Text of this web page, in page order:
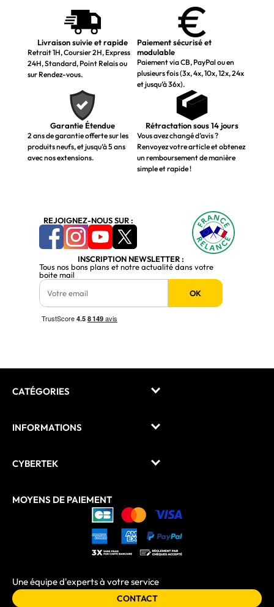
Livraison suivie et rapide
Retrait 1H, Coursier 2H, Express
24H, Standard, Point Relais ou
sur Rendez-vous.
Paiement sécurisé et
modulable
Paiement via CB, PayPal ou en
plusieurs fois (3x, 4x, 10x, 12x, 24x
et jusqu’à 36x).
Garantie Étendue
2 ans de garantie offerte sur les
produits neufs, et jusqu’à 5 ans
avec nos extensions.
Rétractation sous 14 jours
Vous avez changé d’avis ?
Renvoyez votre article et obtenez
un remboursement de manière
simple et rapide !
REJOIGNEZ-NOUS SUR :
INSCRIPTION NEWSLETTER :
Tous nos bons plans et notre actualité dans votre
boite mail
OK
CATÉGORIES
INFORMATIONS
CYBERTEK
MOYENS DE PAIEMENT
Une équipe d'experts à votre service
CONTACT